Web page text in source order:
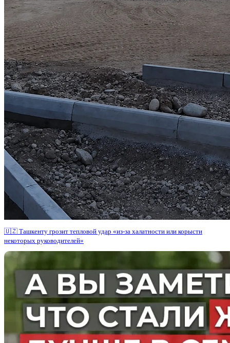
🇺🇿 Ташкенту грозит тепловой удар «из-за халатности или корысти
некоторых руководителей»